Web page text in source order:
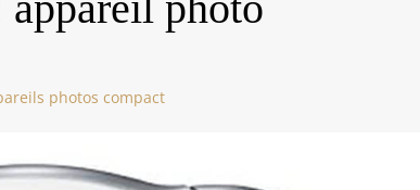
photos compact